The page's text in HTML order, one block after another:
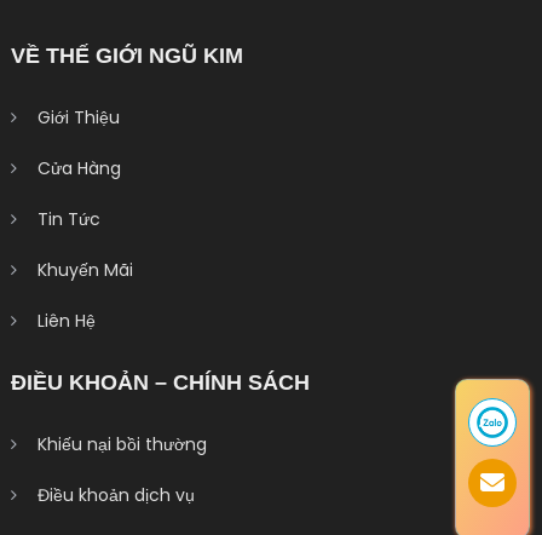
VỀ THẾ GIỚI NGŨ KIM
Giới Thiệu
Cửa Hàng
Tin Tức
Khuyến Mãi
Liên Hệ
ĐIỀU KHOẢN – CHÍNH SÁCH
Khiếu nại bồi thường
Điều khoản dịch vụ